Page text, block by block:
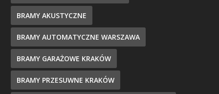
BRAMY AKUSTYCZNE
BRAMY AUTOMATYCZNE WARSZAWA
BRAMY GARAŻOWE KRAKÓW
BRAMY PRZESUWNE KRAKÓW